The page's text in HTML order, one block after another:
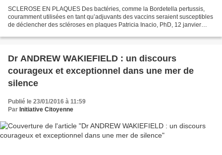
SCLEROSE EN PLAQUES Des bactéries, comme la Bordetella pertussis,
couramment utilisées en tant qu’adjuvants des vaccins seraient susceptibles
de déclencher des scléroses en plaques Patricia Inacio, PhD, 12 janvier
Dr ANDREW WAKIEFIELD : un discours
courageux et exceptionnel dans une mer de
silence
Publié le 23/01/2016 à 11:59
Par Initiative Citoyenne